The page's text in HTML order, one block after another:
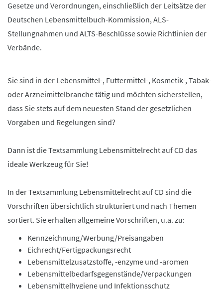
Gesetze und Verordnungen, einschließlich der Leitsätze der
Deutschen Lebensmittelbuch-Kommission, ALS-
Stellungnahmen und ALTS-Beschlüsse sowie Richtlinien der
Verbände.
Sie sind in der Lebensmittel-, Futtermittel-, Kosmetik-, Tabak-
oder Arzneimittelbranche tätig und möchten sicherstellen,
dass Sie stets auf dem neuesten Stand der gesetzlichen
Vorgaben und Regelungen sind?
Dann ist die Textsammlung Lebensmittelrecht auf CD das
ideale Werkzeug für Sie!
In der Textsammlung Lebensmittelrecht auf CD sind die
Vorschriften übersichtlich strukturiert und nach Themen
sortiert. Sie erhalten allgemeine Vorschriften, u.a. zu:
Kennzeichnung/Werbung/Preisangaben
Eichrecht/Fertigpackungsrecht
Lebensmittelzusatzstoffe, -enzyme und -aromen
Lebensmittelbedarfsgegenstände/Verpackungen
Lebensmittelhygiene und Infektionsschutz